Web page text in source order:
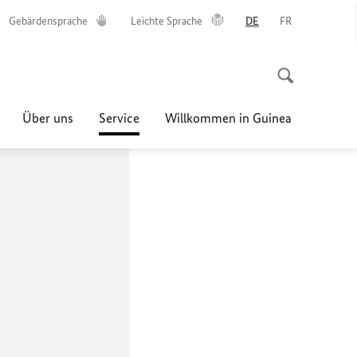
Gebärdensprache Leichte Sprache DE FR
Über uns Service Willkommen in Guinea